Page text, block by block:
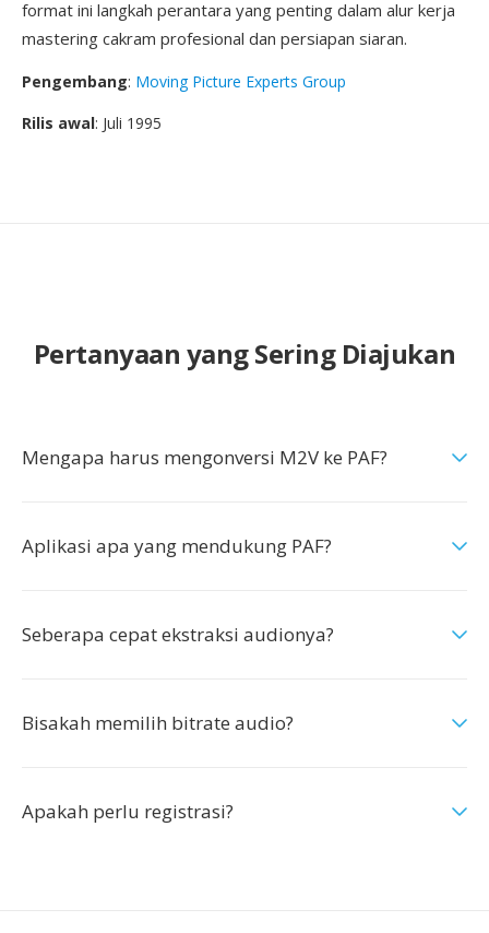
format ini langkah perantara yang penting dalam alur kerja
mastering cakram profesional dan persiapan siaran.
Pengembang: Moving Picture Experts Group
Rilis awal: Juli 1995
Pertanyaan yang Sering Diajukan
Mengapa harus mengonversi M2V ke PAF?
Aplikasi apa yang mendukung PAF?
Seberapa cepat ekstraksi audionya?
Bisakah memilih bitrate audio?
Apakah perlu registrasi?